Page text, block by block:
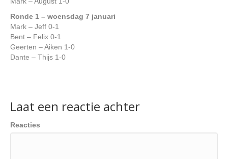
Ronde 1 – woensdag 7 januari
Mark – Jeff 0-1
Bent – Felix 0-1
Geerten – Aiken 1-0
Dante – Thijs 1-0
Laat een reactie achter
Reacties